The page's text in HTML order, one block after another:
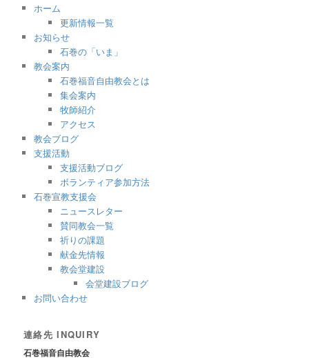
ホーム
更新情報一覧
お知らせ
石巻の「いま」
教会案内
石巻福音自由教会とは
集会案内
牧師紹介
アクセス
教会ブログ
支援活動
支援活動ブログ
ボランティア参加方法
石巻宣教支援会
ニュースレター
賛同教会一覧
祈りの課題
献金先情報
教会堂建設
会堂建設ブログ
お問い合わせ
連絡先 INQUIRY
石巻福音自由教会